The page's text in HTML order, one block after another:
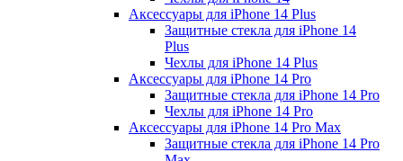
Аксессуары для iPhone 14 Plus
Защитные стекла для iPhone 14
Plus
Чехлы для iPhone 14 Plus
Аксессуары для iPhone 14 Pro
Защитные стекла для iPhone 14 Pro
Чехлы для iPhone 14 Pro
Аксессуары для iPhone 14 Pro Max
Защитные стекла для iPhone 14 Pro